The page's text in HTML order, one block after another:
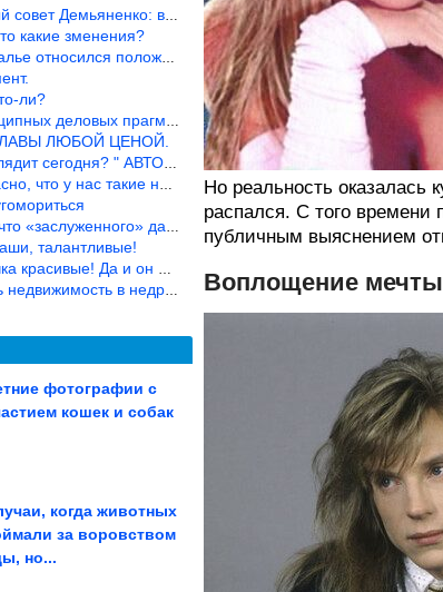
в этой среде надо либо иметь зубы
какие зменения?
положительно… Время покажет, что буде
ли?
прагматика нашли друг друга и «остепен
ЛЮБОЙ ЦЕНОЙ.
" АВТОР, РЕДАКТОР — ВЫ ЧТО
такие недалёкие и прямые люди… Как мо
дают не заслуженно, а (чаще) по-
талантливые!
Да и он настоящий мужик!
в недружественных странах Могут забра
рецепт,
фотографии с
кошек и собак
зодиака,
когда животных
за воровством
но...
Но реальность оказалась
распался. С того
публичным выяснением
Воплощение мечты